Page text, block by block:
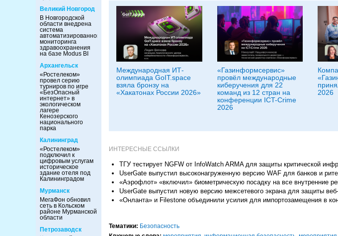
Великий Новгород
В Новгородской
области внедрена
система
автоматизированного
мониторинга
здравоохранения
на базе Modus BI
Архангельск
«Ростелеком»
провел серию
турниров по игре
«БезОпасный
интернет» в
экологическом
лагере
Кенозерского
национального
парка
Калининград
«Ростелеком»
подключил к
цифровым услугам
историческое
здание отеля под
Калининградом
Мурманск
МегаФон обновил
сеть в Кольском
районе Мурманской
области
Петрозаводск
Международная ИТ-
олимпиада GoIT.space
взяла бронзу на
«Хакатонах России 2026»
«Газинформсервис»
провёл международные
киберучения для 22
команд из 12 стран на
конференции ICT-Crime
2026
2026
ИНТЕРЕСНЫЕ ССЫЛКИ
ТГУ тестирует NGFW от InfoWatch ARMA для защиты критической
UserGate выпустил высоконагруженную версию WAF для банков и
«Аэрофлот» «включил» биометрическую посадку на все внутренние
UserGate выпустил новую версию межсетевого экрана для защиты
«Онланта» и Filestone объединили усилия для импортозамещения в
Тематики: Безопасность